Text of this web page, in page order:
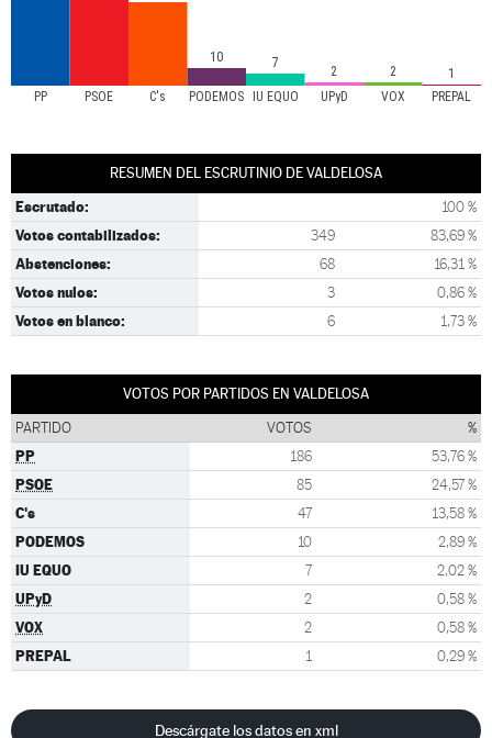
PP PSOE C's PODEMOS IU EQUO UPyD VOX PREPAL
10 7
2 2 1
RESUMEN DEL ESCRUTINIO DE VALDELOSA
Escrutado: 100 %
Votos contabilizados: 349 83,69 %
Abstenciones: 68 16,31 %
Votos nulos: 3 0,86 %
Votos en blanco: 6 1,73 %
VOTOS POR PARTIDOS EN VALDELOSA
PARTIDO VOTOS %
PP 186 53,76 %
PSOE 85 24,57 %
C's 47 13,58 %
PODEMOS 10 2,89 %
IU EQUO 7 2,02 %
UPyD 2 0,58 %
VOX 2 0,58 %
PREPAL 1 0,29 %
Descárgate los datos en xml